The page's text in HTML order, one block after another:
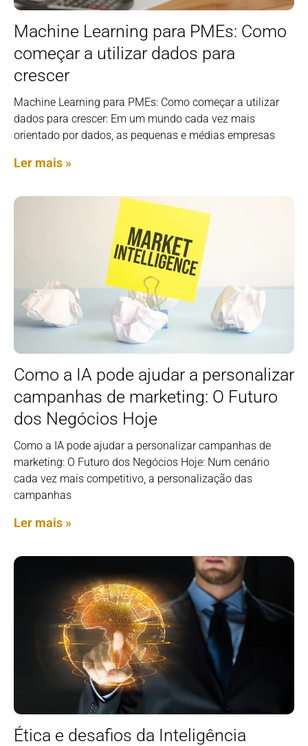
Machine Learning para PMEs: Como
começar a utilizar dados para
crescer
Machine Learning para PMEs: Como começar a utilizar
dados para crescer: Em um mundo cada vez mais
orientado por dados, as pequenas e médias empresas
Ler mais »
Como a IA pode ajudar a personalizar
campanhas de marketing: O Futuro
dos Negócios Hoje
Como a IA pode ajudar a personalizar campanhas de
marketing: O Futuro dos Negócios Hoje: Num cenário
cada vez mais competitivo, a personalização das
campanhas
Ler mais »
Ética e desafios da Inteligência